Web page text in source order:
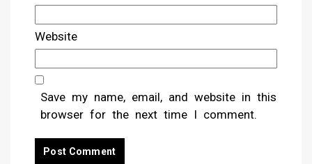
Website
Save my name, email, and website in this
browser for the next time I comment.